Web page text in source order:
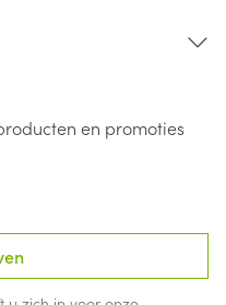
en promoties